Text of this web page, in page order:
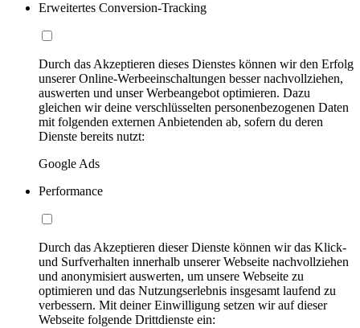
Erweitertes Conversion-Tracking
Durch das Akzeptieren dieses Dienstes können wir den Erfolg
unserer Online-Werbeeinschaltungen besser nachvollziehen,
auswerten und unser Werbeangebot optimieren. Dazu
gleichen wir deine verschlüsselten personenbezogenen Daten
mit folgenden externen Anbietenden ab, sofern du deren
Dienste bereits nutzt:
Google Ads
Performance
Durch das Akzeptieren dieser Dienste können wir das Klick-
und Surfverhalten innerhalb unserer Webseite nachvollziehen
und anonymisiert auswerten, um unsere Webseite zu
optimieren und das Nutzungserlebnis insgesamt laufend zu
verbessern. Mit deiner Einwilligung setzen wir auf dieser
Webseite folgende Drittdienste ein: